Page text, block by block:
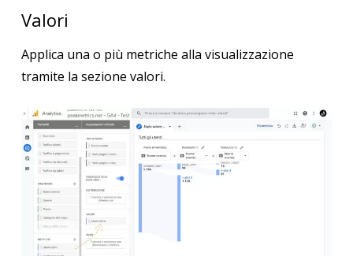
Valori
Applica una o più metriche alla visualizzazione
tramite la sezione valori.